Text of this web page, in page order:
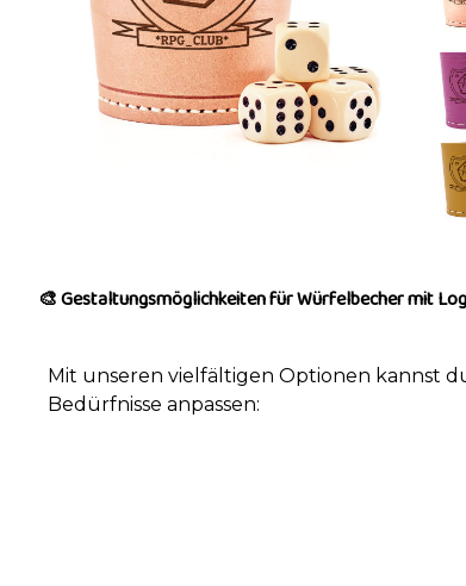
🎨 Gestaltungsmöglichkeiten für Würfelbecher mit
Mit unseren vielfältigen Optionen kannst
Bedürfnisse anpassen: